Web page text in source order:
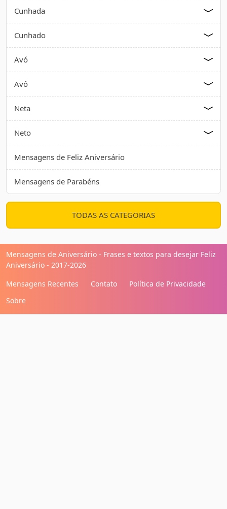
Cunhada
Cunhado
Avó
Avô
Neta
Neto
Mensagens de Feliz Aniversário
Mensagens de Parabéns
TODAS AS CATEGORIAS
Mensagens de Aniversário - Frases e textos para desejar Feliz
Aniversário - 2017-2026
Mensagens Recentes
Contato
Política de Privacidade
Sobre